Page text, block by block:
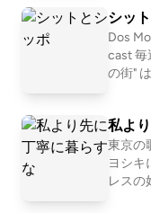
MBA取得。2022
する47CLUBの取
（食品）を開発
売。 2024年3月
代表取締役CEOを
代表取締役
er’s 2024趣味：
は衰退新卒で大
す。これから始め
も、実践に活か
す。ゲストには、
原誉宜さんと、
迎えします。当日
やリアルなやり
す。 🎙 こんな方
メディアに興味が
例」と
淳也】
はてな
O法人
創業、
年に株
で働く
【
シッ
Dos
cast 毎週月曜更新。 📣有料 / 無料で入れる "疎
の街" はコチラか
eetingtakumi 📩シットと
はコチ
私よ
東京の
ヨシキ
レスの